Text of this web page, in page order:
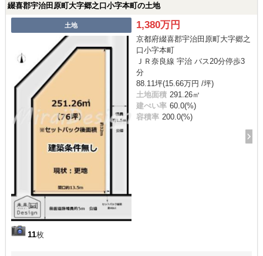
綴喜郡宇治田原町大字郷之口小字本町の土地
土地
11枚
1,380万円
京都府綴喜郡宇治田原町大字郷之
口小字本町
ＪＲ奈良線 宇治 バス20分停歩3
分
88.11坪(15.66万円 /坪)
土地面積 291.26㎡
建ぺい率 60.0(%)
容積率 200.0(%)